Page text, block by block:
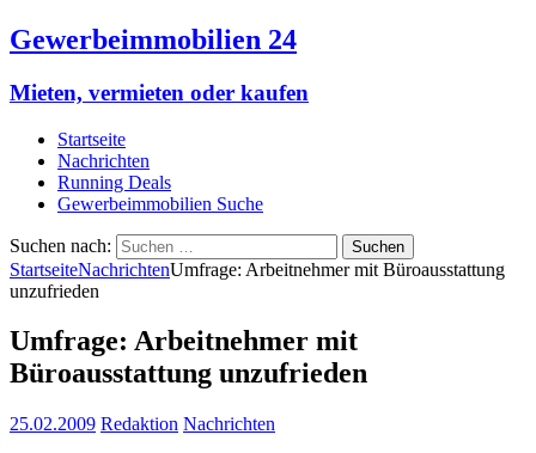
Gewerbeimmobilien 24
Mieten, vermieten oder kaufen
Startseite
Nachrichten
Running Deals
Gewerbeimmobilien Suche
Suchen nach:
StartseiteNachrichtenUmfrage: Arbeitnehmer mit Büroausstattung
unzufrieden
Umfrage: Arbeitnehmer mit
Büroausstattung unzufrieden
25.02.2009 Redaktion Nachrichten